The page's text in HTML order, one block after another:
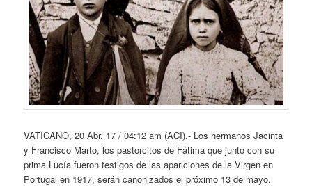
VATICANO, 20 Abr. 17 / 04:12 am (ACI).- Los hermanos Jacinta
y Francisco Marto, los pastorcitos de Fátima que junto con su
prima Lucía fueron testigos de las apariciones de la Virgen en
Portugal en 1917, serán canonizados el próximo 13 de mayo.